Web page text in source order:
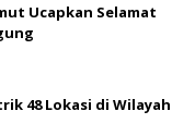
Ucapkan Selamat
48 Lokasi di Wilayah